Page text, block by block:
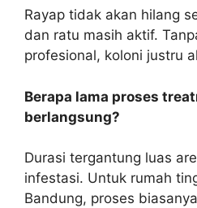
Rayap tidak akan hilang
dan ratu masih aktif.
profesional, koloni justru
Berapa lama proses
berlangsung?
Durasi tergantung luas
infestasi. Untuk rumah
Bandung, proses